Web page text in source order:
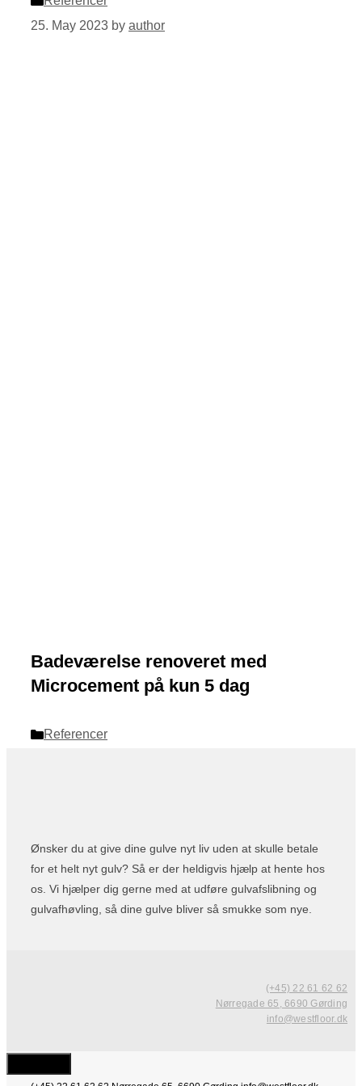
25. May 2023 by author
Badeværelse renoveret med
Microcement på kun 5 dag
Categories
Referencer
Ønsker du at give dine gulve nyt liv uden at skulle betale
for et helt nyt gulv? Så er der heldigvis hjælp at hente hos
os. Vi hjælper dig gerne med at udføre gulvafslibning og
gulvafhøvling, så dine gulve bliver så smukke som nye.
(+45) 22 61 62 62
Nørregade 65, 6690 Gørding
info@westfloor.dk
Close